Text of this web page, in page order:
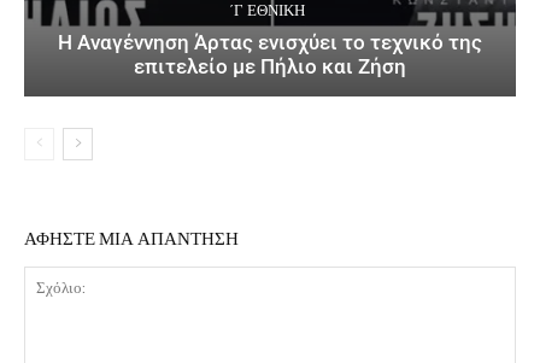
΄Γ ΕΘΝΙΚΉ
Η Αναγέννηση Άρτας ενισχύει το τεχνικό της
επιτελείο με Πήλιο και Ζήση
ΑΦΗΣΤΕ ΜΙΑ ΑΠΑΝΤΗΣΗ